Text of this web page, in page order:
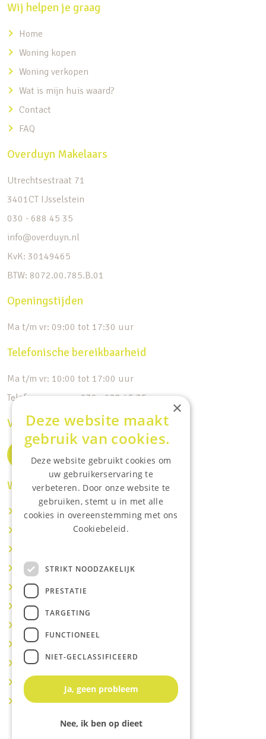
Wij helpen je graag
Home
Woning kopen
Woning verkopen
Wat is mijn huis waard?
Contact
FAQ
Overduyn Makelaars
Utrechtsestraat 71
3401CT IJsselstein
030 - 688 45 35
info@overduyn.nl
KvK: 30149465
BTW: 8072.00.785.B.01
Openingstijden
Ma t/m vr: 09:00 tot 17:30 uur
Telefonische bereikbaarheid
Ma t/m vr: 10:00 tot 17:00 uur
Telefoonnummer: 030 - 688 45 35
Volg ons op de socials
Waar wij o.a actief zijn:
Makelaar IJsselstein
Makelaar Utrecht
Makelaar Houten
Makelaar Vianen
Makelaar Maarssen
Makelaar Lopik
Makelaar Montfoort
Makelaar Benschop
Makelaar Schoonhoven
Makelaar Hoef en Haag
×
Deze website maakt
gebruik van cookies.
Deze website gebruikt cookies om
uw gebruikerservaring te
verbeteren. Door onze website te
gebruiken, stemt u in met alle
cookies in overeenstemming met ons
Cookiebeleid.
STRIKT NOODZAKELIJK
PRESTATIE
TARGETING
FUNCTIONEEL
NIET-GECLASSIFICEERD
Ja, geen probleem
Nee, ik ben op dieet